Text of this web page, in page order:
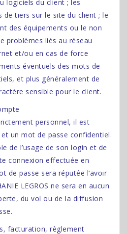
logiciels du client ; les
de tiers sur le site du client ; le
des équipements ou le non
problèmes liés au réseau
et/ou en cas de force
éventuels des mots de
et plus généralement de
sensible pour le client.
personnel, il est
un mot de passe confidentiel.
de l’usage de son login et de
connexion effectuée en
de passe sera réputée l’avoir
LEGROS ne sera en aucun
du vol ou de la diffusion
facturation, règlement